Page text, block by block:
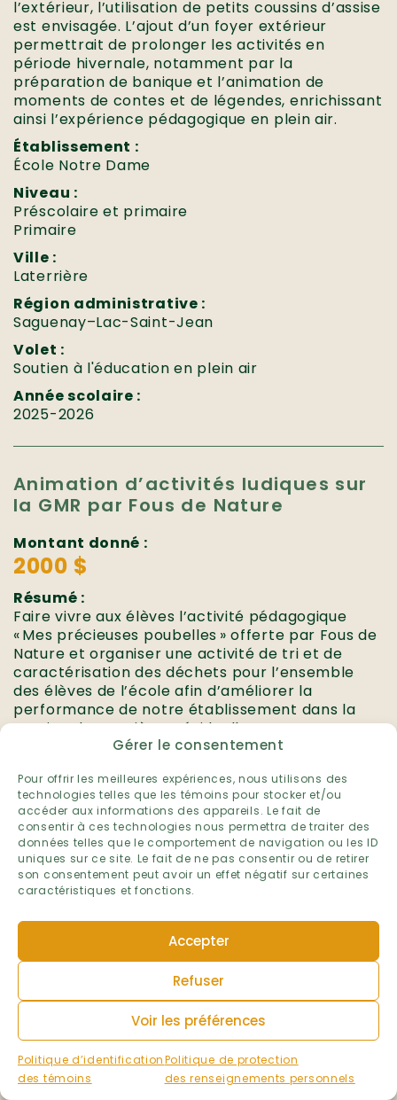
Gérer le consentement
Pour offrir les meilleures expériences, nous utilisons des
technologies telles que les témoins pour stocker et/ou
accéder aux informations des appareils. Le fait de
consentir à ces technologies nous permettra de traiter des
données telles que le comportement de navigation ou les ID
uniques sur ce site. Le fait de ne pas consentir ou de retirer
son consentement peut avoir un effet négatif sur certaines
caractéristiques et fonctions.
Accepter
Refuser
Voir les préférences
Politique d’identification
des témoins
Politique de protection
des renseignements personnels
l’extérieur, l’utilisation de petits coussins d’assise
est envisagée. L’ajout d’un foyer extérieur
permettrait de prolonger les activités en
période hivernale, notamment par la
préparation de banique et l’animation de
moments de contes et de légendes, enrichissant
ainsi l’expérience pédagogique en plein air.
Établissement :
École Notre Dame
Niveau :
Préscolaire et primaire
Primaire
Ville :
Laterrière
Région administrative :
Saguenay–Lac-Saint-Jean
Volet :
Soutien à l'éducation en plein air
Année scolaire :
2025-2026
Animation d’activités ludiques sur
la GMR par Fous de Nature
Montant donné :
2000 $
Résumé :
Faire vivre aux élèves l’activité pédagogique
« Mes précieuses poubelles » offerte par Fous de
Nature et organiser une activité de tri et de
caractérisation des déchets pour l’ensemble
des élèves de l’école afin d’améliorer la
performance de notre établissement dans la
gestion des matières résiduelles.
Établissement :
École de la Broquerie
Niveau :
Préscolaire et primaire
Primaire
Préscolaire
Ville :
Boucherville
Région administrative :
Matières résiduelles
Année scolaire :
2025-2026